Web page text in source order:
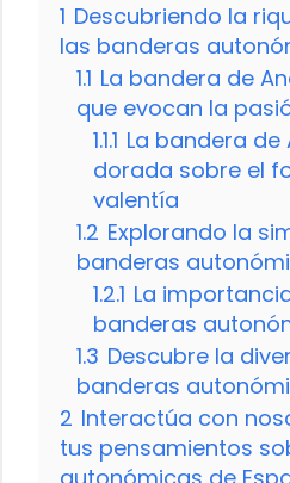
1 Descubriendo la
las banderas
1.1 La bandera de
que evocan la
1.1.1 La bandera de
dorada sobre el
valentía
1.2 Explorando la
banderas
1.2.1 La
banderas
1.3 Descubre la
banderas
2 Interactúa con
tus pensamientos